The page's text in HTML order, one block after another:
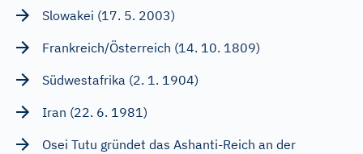
Slowakei (17. 5. 2003)
Frankreich/Österreich (14. 10. 1809)
Südwestafrika (2. 1. 1904)
Iran (22. 6. 1981)
Osei Tutu gründet das Ashanti-Reich an der